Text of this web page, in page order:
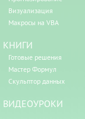
Визуализация
Макросы на VBA
КНИГИ
Готовые решения
Мастер Формул
Скульптор данных
ВИДЕОУРОКИ